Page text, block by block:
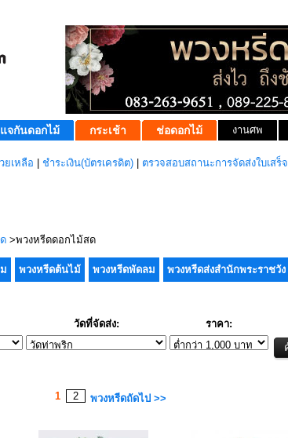
แจกันดอกไม้ กระเช้า ช่อดอกไม้ งานศพ
ยเหลือ ชำระเงิน(บัตรเครดิต) ตรวจสอบสถานะการจัดส่งใบเสร็จ
>พวงหรีดดอกไม้สด
พวงหรีดต้นไม้ พวงหรีดพัดลม พวงหรีดส่งสำนักพระราชวัง
วัดที่จัดส่ง: ราคา:
1 2 พวงหรีดถัดไป >>